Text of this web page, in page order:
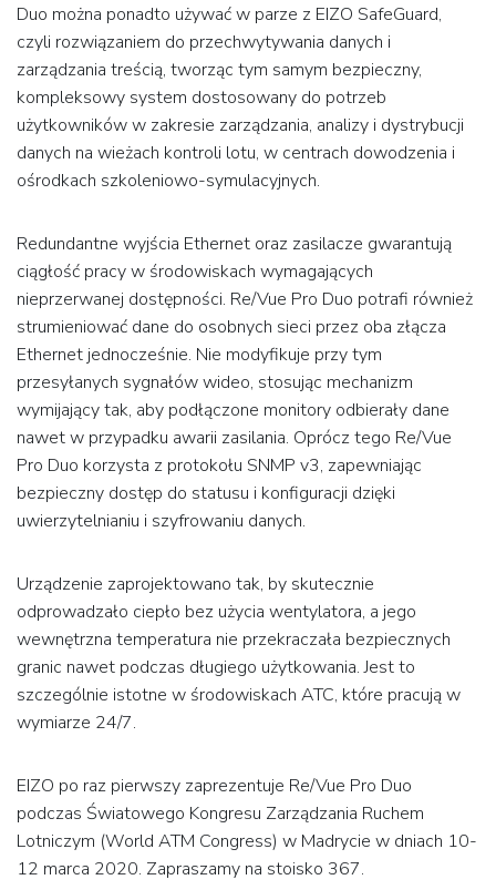
Duo można ponadto używać w parze z EIZO SafeGuard,
czyli rozwiązaniem do przechwytywania danych i
zarządzania treścią, tworząc tym samym bezpieczny,
kompleksowy system dostosowany do potrzeb
użytkowników w zakresie zarządzania, analizy i dystrybucji
danych na wieżach kontroli lotu, w centrach dowodzenia i
ośrodkach szkoleniowo-symulacyjnych.
Redundantne wyjścia Ethernet oraz zasilacze gwarantują
ciągłość pracy w środowiskach wymagających
nieprzerwanej dostępności. Re/Vue Pro Duo potrafi również
strumieniować dane do osobnych sieci przez oba złącza
Ethernet jednocześnie. Nie modyfikuje przy tym
przesyłanych sygnałów wideo, stosując mechanizm
wymijający tak, aby podłączone monitory odbierały dane
nawet w przypadku awarii zasilania. Oprócz tego Re/Vue
Pro Duo korzysta z protokołu SNMP v3, zapewniając
bezpieczny dostęp do statusu i konfiguracji dzięki
uwierzytelnianiu i szyfrowaniu danych.
Urządzenie zaprojektowano tak, by skutecznie
odprowadzało ciepło bez użycia wentylatora, a jego
wewnętrzna temperatura nie przekraczała bezpiecznych
granic nawet podczas długiego użytkowania. Jest to
szczególnie istotne w środowiskach ATC, które pracują w
wymiarze 24/7.
EIZO po raz pierwszy zaprezentuje Re/Vue Pro Duo
podczas Światowego Kongresu Zarządzania Ruchem
Lotniczym (World ATM Congress) w Madrycie w dniach 10-
12 marca 2020. Zapraszamy na stoisko 367.